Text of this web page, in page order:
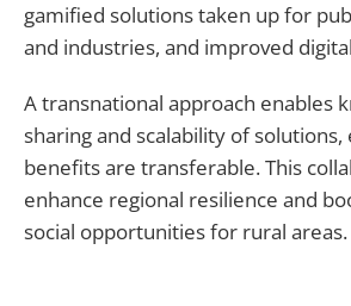
gamified solutions taken up for
and industries, and improved
A transnational approach enables
sharing and scalability of solutions,
benefits are transferable. This
enhance regional resilience and
social opportunities for rural areas.